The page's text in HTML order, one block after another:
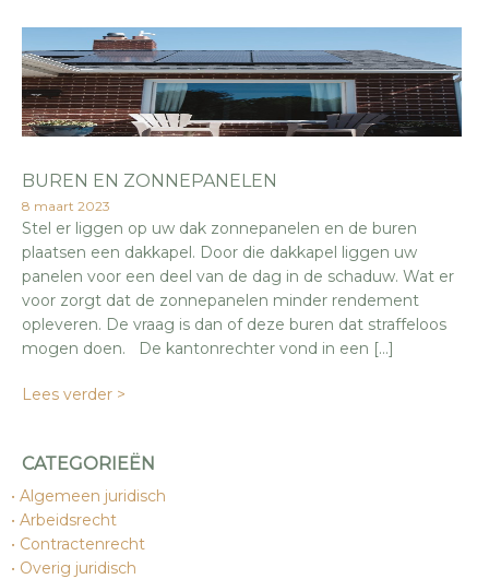
BUREN EN ZONNEPANELEN
8 maart 2023
Stel er liggen op uw dak zonnepanelen en de buren
plaatsen een dakkapel. Door die dakkapel liggen uw
panelen voor een deel van de dag in de schaduw. Wat er
voor zorgt dat de zonnepanelen minder rendement
opleveren. De vraag is dan of deze buren dat straffeloos
mogen doen. De kantonrechter vond in een […]
Lees verder >
CATEGORIEËN
Algemeen juridisch
Arbeidsrecht
Contractenrecht
Overig juridisch